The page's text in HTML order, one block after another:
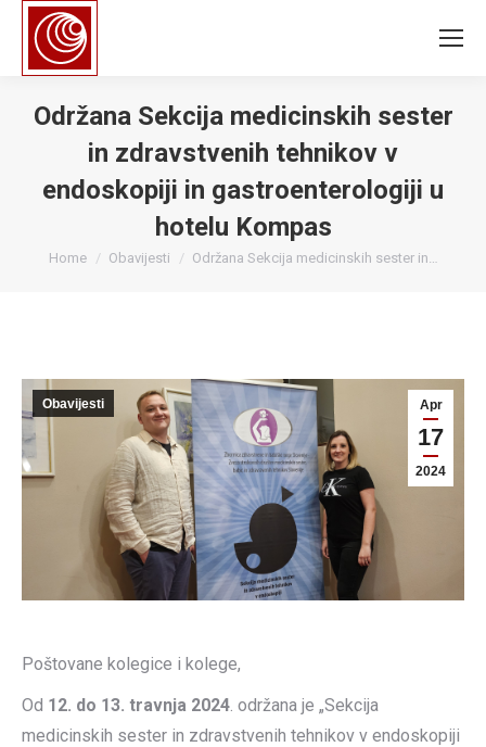
Održana Sekcija medicinskih sester
in zdravstvenih tehnikov v
endoskopiji in gastroenterologiji u
hotelu Kompas
You are here:
Home Obavijesti Održana Sekcija medicinskih sester in…
Apr
17
2024
Obavijesti
Poštovane kolegice i kolege,
Od 12. do 13. travnja 2024. održana je „Sekcija
medicinskih sester in zdravstvenih tehnikov v endoskopiji